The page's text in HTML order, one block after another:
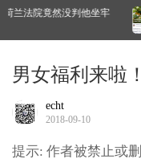
坐牢 爱吃水果
男女福利来啦
echt
2018-09-10
提示: 作者被禁止或